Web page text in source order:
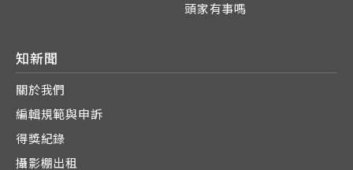
頭家有事嗎
知新聞
關於我們
編輯規範與申訴
得獎紀錄
攝影棚出租